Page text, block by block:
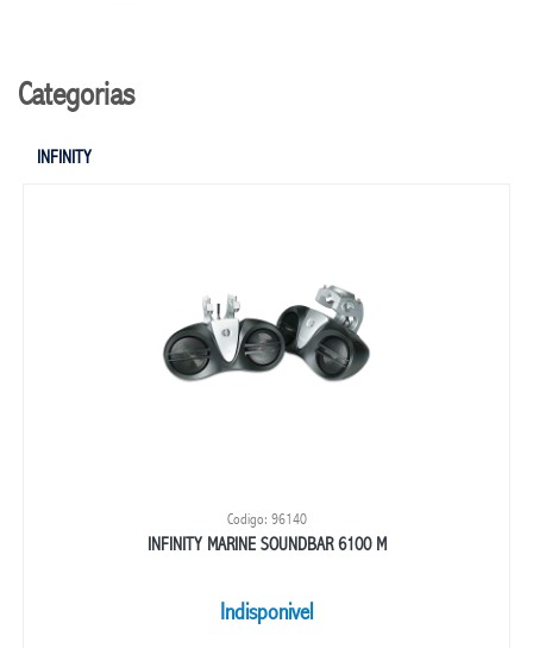
Categorias
INFINITY
Codigo: 96140
INFINITY MARINE SOUNDBAR 6100 M
Indisponivel